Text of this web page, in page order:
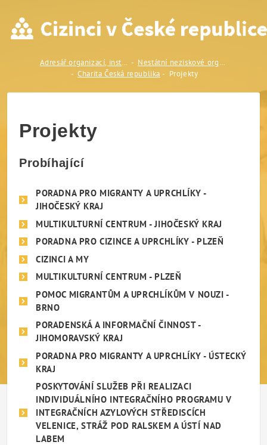
Projekty Adresář organizací, institucí a odborníků
Nestátní neziskové organizace (NNO)
Charita Česká republika
Projekty
Projekty
Probíhající
PORADNA PRO MIGRANTY A UPRCHLÍKY -
JIHOČESKÝ KRAJ
MULTIKULTURNÍ CENTRUM - JIHOČESKÝ KRAJ
PORADNA PRO CIZINCE A UPRCHLÍKY - PLZEŇ
CIZINCI A MY
MULTIKULTURNÍ CENTRUM - PLZEŇ
POMOC MIGRANTŮM A UPRCHLÍKŮM V NOUZI -
BRNO
PORADENSKÁ A INFORMAČNÍ ČINNOST -
JIHOMORAVSKÝ KRAJ
PORADNA PRO MIGRANTY A UPRCHLÍKY - ÚSTECKÝ
KRAJ
POSKYTOVÁNÍ SLUŽEB PŘI REALIZACI
INDIVIDUÁLNÍHO INTEGRAČNÍHO PROGRAMU V
INTEGRAČNÍCH AZYLOVÝCH STŘEDISCÍCH
VELENICE, STRÁŽ POD RALSKEM A ÚSTÍ NAD
LABEM